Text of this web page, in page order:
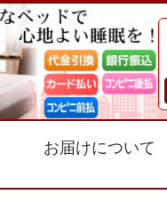
お届けについて